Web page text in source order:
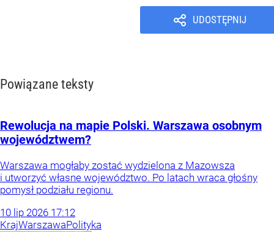
UDOSTĘPNIJ
Powiązane teksty
Rewolucja na mapie Polski. Warszawa osobnym
województwem?
Warszawa mogłaby zostać wydzielona z Mazowsza
i utworzyć własne województwo. Po latach wraca głośny
pomysł podziału regionu.
10 lip 2026 17:12
KrajWarszawaPolityka